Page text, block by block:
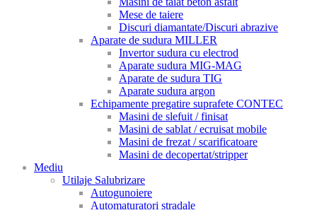
Mese de taiere
Discuri diamantate/Discuri abrazive
Aparate de sudura MILLER
Invertor sudura cu electrod
Aparate sudura MIG-MAG
Aparate de sudura TIG
Aparate sudura argon
Echipamente pregatire suprafete CONTEC
Masini de slefuit / finisat
Masini de sablat / ecruisat mobile
Masini de frezat / scarificatoare
Masini de decopertat/stripper
Mediu
Utilaje Salubrizare
Autogunoiere
Automaturatori stradale